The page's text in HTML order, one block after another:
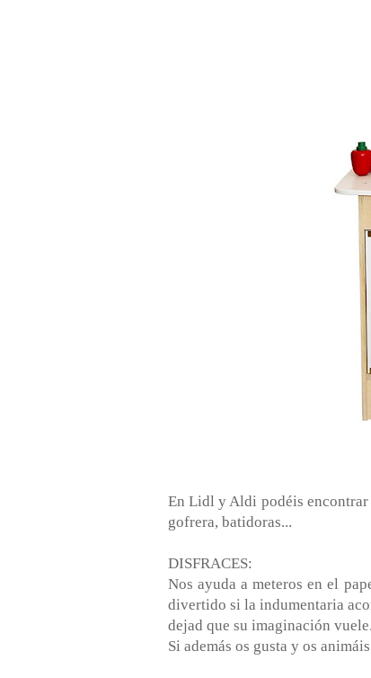
En Lidl y Aldi podéis encontrar
gofrera, batidoras...
DISFRACES:
Nos ayuda a meteros en el
divertido si la indumentaria
dejad que su imaginación vuele.
Si además os gusta y os